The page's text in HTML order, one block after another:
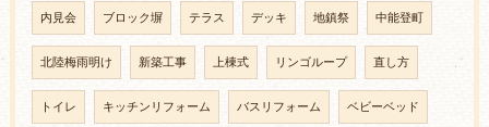
内見会 ブロック塀 テラス デッキ 地鎮祭 中能登町
北陸梅雨明け 新築工事 上棟式 リンゴループ 直し方
トイレ キッチンリフォーム バスリフォーム ベビーベッド